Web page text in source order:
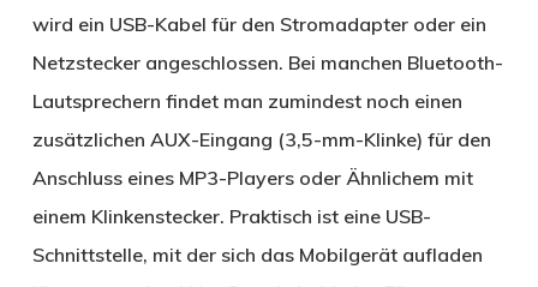
wird ein USB-Kabel für den Stromadapter oder ein
Netzstecker angeschlossen. Bei manchen Bluetooth-
Lautsprechern findet man zumindest noch einen
zusätzlichen AUX-Eingang (3,5-mm-Klinke) für den
Anschluss eines MP3-Players oder Ähnlichem mit
einem Klinkenstecker. Praktisch ist eine USB-
Schnittstelle, mit der sich das Mobilgerät aufladen